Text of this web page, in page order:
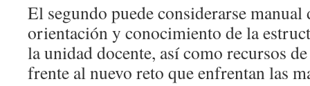
El segundo puede considerarse manual
orientación y conocimiento de la
la unidad docente, así como recursos
frente al nuevo reto que enfrentan las